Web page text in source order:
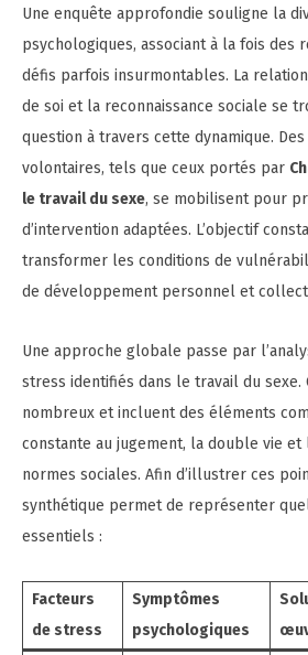
Une enquête approfondie souligne la
psychologiques, associant à la fois des
défis parfois insurmontables. La
de soi et la reconnaissance sociale se
question à travers cette dynamique.
volontaires, tels que ceux portés par
le travail du sexe, se mobilisent pour
d’intervention adaptées. L’objectif
transformer les conditions de
de développement personnel et
Une approche globale passe par
stress identifiés dans le travail du sexe.
nombreux et incluent des éléments
constante au jugement, la double vie et
normes sociales. Afin d’illustrer ces
synthétique permet de représenter
essentiels :
Facteurs
de stress
Symptômes
psychologiques